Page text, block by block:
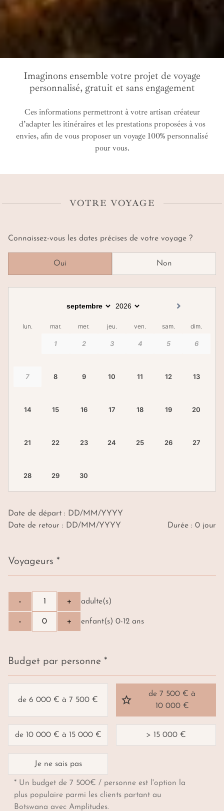
Imaginons ensemble votre projet de voyage
personnalisé, gratuit et sans engagement
Ces informations permettront à votre artisan créateur
d’adapter les itinéraires et les prestations proposées à vos
envies, afin de vous proposer un voyage 100% personnalisé
pour vous.
VOTRE VOYAGE
Connaissez-vous les dates précises de votre voyage ?
Oui Non
Date de départ : DD/MM/YYYY
Date de retour : DD/MM/YYYY
Durée : 0 jour
Voyageurs *
- + adulte(s)
- + enfant(s) 0-12 ans
Budget par personne *
de 6 000 € à 7 500 €
de 7 500 € à
10 000 €
de 10 000 € à 15 000 € > 15 000 €
Je ne sais pas
* Un budget de 7 500€ / personne est l'option la
plus populaire parmi les clients partant au
Botswana avec Amplitudes.